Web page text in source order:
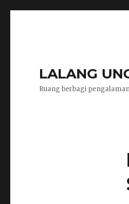
LALANG
Ruang berbagi